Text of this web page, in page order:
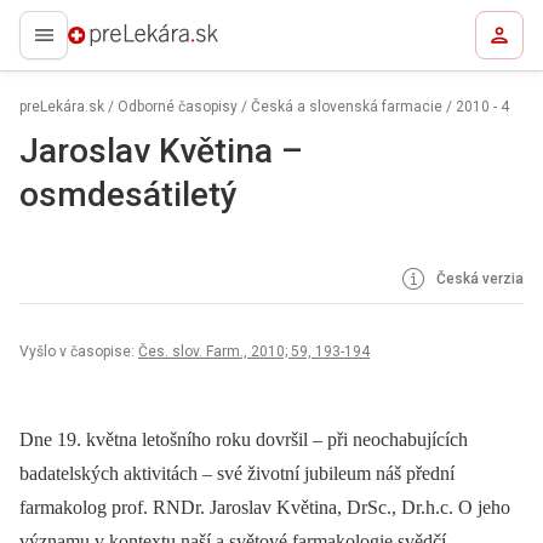
preLekára.sk
preLekára.sk / Odborné časopisy / Česká a slovenská farmacie / 2010 - 4
Jaroslav Květina –
osmdesátiletý
Česká verzia
Vyšlo v časopise: Čes. slov. Farm., 2010; 59, 193-194
Dne 19. května letošního roku dovršil –⁠ při neochabujících
badatelských aktivitách –⁠ své životní jubileum náš přední
farmakolog prof. RNDr. Jaroslav Květina, DrSc., Dr.h.c. O jeho